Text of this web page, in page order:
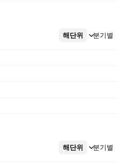
해단위 분기별
더보기
해단위 분기별
더보기